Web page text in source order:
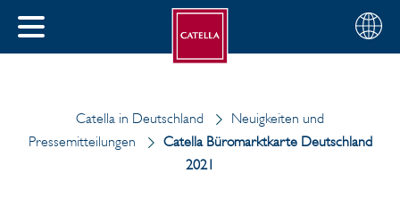
SCHLIESSEN
Wählen
Sie
Deutsch
Catella in Deutschland
Neuigkeiten und
Pressemitteilungen
Catella Büromarktkarte Deutschland
2021